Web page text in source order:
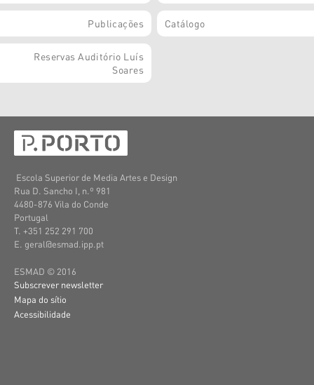
Publicações Catálogo
Reservas Auditório Luís
Soares
Escola Superior de Media Artes e Design
Rua D. Sancho I, n.º 981
4480-876 Vila do Conde
Portugal
T. +351 252 291 700
E. geral@esmad.ipp.pt
ESMAD © 2016
Subscrever newsletter
Mapa do sítio
Acessibilidade